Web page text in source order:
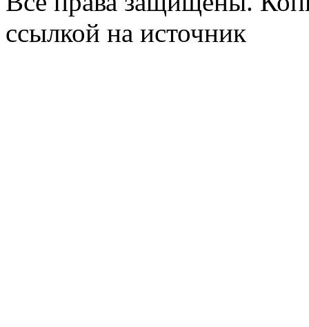
ссылкой на источник